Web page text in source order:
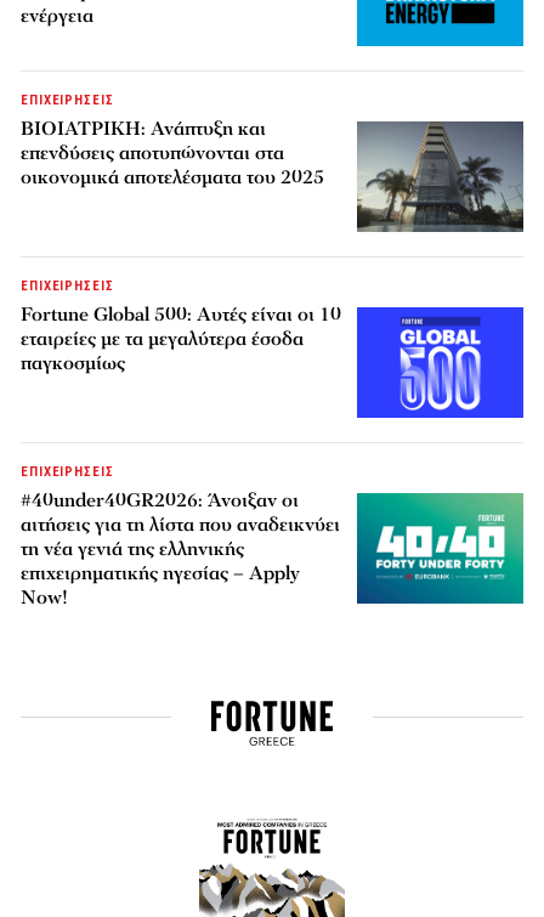
ενέργεια
ΕΠΙΧΕΙΡΗΣΕΙΣ
ΒΙΟΙΑΤΡΙΚΗ: Ανάπτυξη και
επενδύσεις αποτυπώνονται στα
οικονομικά αποτελέσματα του 2025
ΕΠΙΧΕΙΡΗΣΕΙΣ
Fortune Global 500: Αυτές είναι οι 10
εταιρείες με τα μεγαλύτερα έσοδα
παγκοσμίως
ΕΠΙΧΕΙΡΗΣΕΙΣ
#40under40GR2026: Άνοιξαν οι
αιτήσεις για τη λίστα που αναδεικνύει
τη νέα γενιά της ελληνικής
επιχειρηματικής ηγεσίας – Apply
Now!